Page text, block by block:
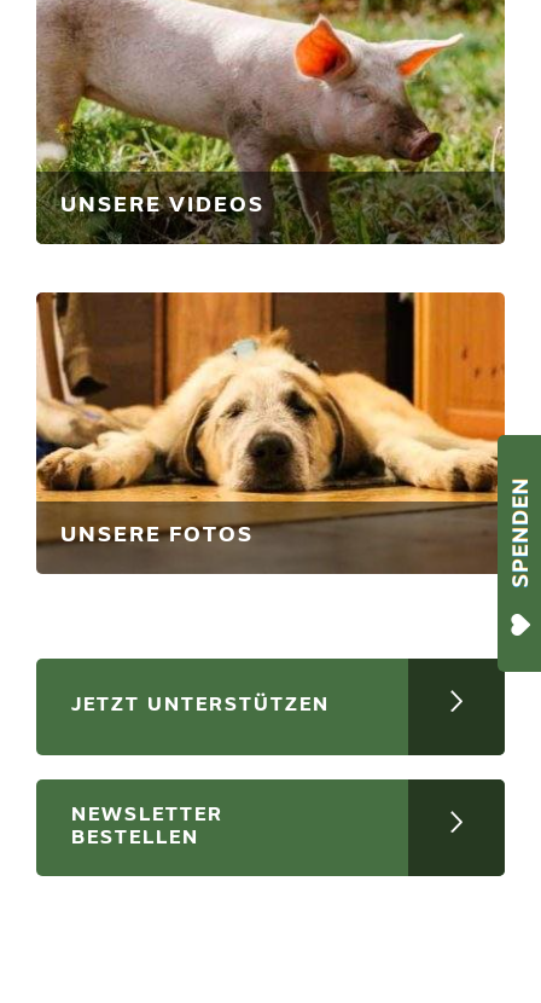
UNSERE VIDEOS
UNSERE FOTOS
JETZT UNTERSTÜTZEN
NEWSLETTER
BESTELLEN